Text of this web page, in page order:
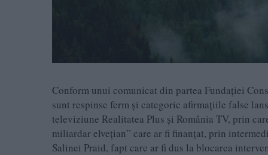
Conform unui comunicat din partea Fundației
sunt respinse ferm și categoric afirmațiile false
televiziune Realitatea Plus și România TV, prin
miliardar elvețian” care ar fi finanțat, prin
Salinei Praid, fapt care ar fi dus la blocarea